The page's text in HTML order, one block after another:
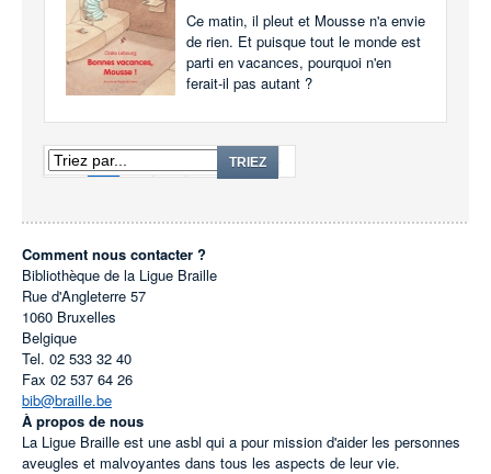
Ce matin, il pleut et Mousse n'a envie
de rien. Et puisque tout le monde est
parti en vacances, pourquoi n'en
ferait-il pas autant ?
1 271
TRIEZ
Comment nous contacter ?
Bibliothèque de la Ligue Braille
Rue d'Angleterre 57
1060 Bruxelles
Belgique
Tel. 02 533 32 40
Fax 02 537 64 26
bib@braille.be
À propos de nous
La Ligue Braille est une asbl qui a pour mission d'aider les personnes
aveugles et malvoyantes dans tous les aspects de leur vie.